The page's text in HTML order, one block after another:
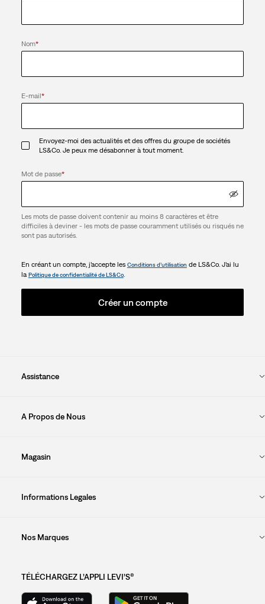
Nom*
E-mail*
Envoyez-moi des actualités et des offres du groupe de sociétés
LS&Co. Je peux me désabonner à tout moment.
Mot de passe*
Les mots de passe doivent contenir au moins 8 caractères et être
difficiles à deviner - les mots de passe couramment utilisés ou risqués ne
sont pas autorisés.
En créant un compte, j’accepte les Conditions d’utilisation de LS&Co. J’ai lu
la Politique de confidentialité de LS&Co.
Créer un compte
Assistance
A Propos de Nous
Magasin
Informations Legales
Nos Marques
TÉLÉCHARGEZ L’APPLI LEVI’S®